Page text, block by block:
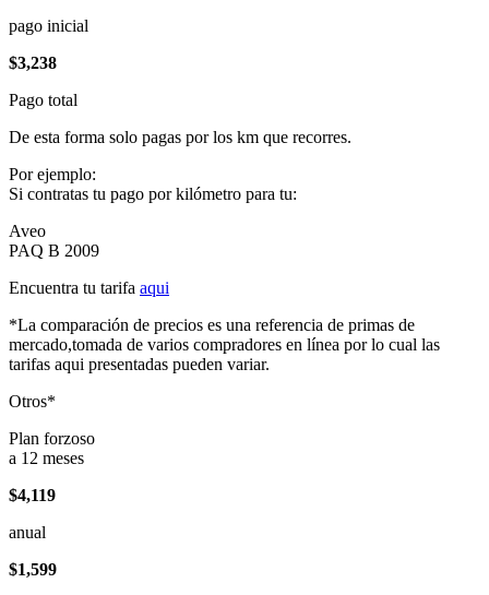
pago inicial
$3,238
Pago total
De esta forma solo pagas por los km que recorres.
Por ejemplo:
Si contratas tu pago por kilómetro para tu:
Aveo
PAQ B 2009
Encuentra tu tarifa aqui
*La comparación de precios es una referencia de primas de
mercado,tomada de varios compradores en línea por lo cual las
tarifas aqui presentadas pueden variar.
Otros*
Plan forzoso
a 12 meses
$4,119
anual
$1,599